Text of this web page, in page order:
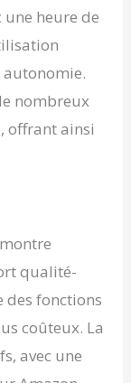
avez
et
à la salle
vous
conçue
à votre
Votre
heure de
autonomie.
nombreux
offrant ainsi
qualité-
des fonctions
coûteux. La
avec une